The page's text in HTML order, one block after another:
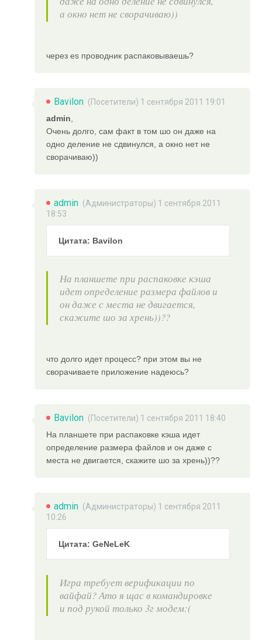
а окно нет не сворачиваю))
через es проводник распаковываешь?
Bavilon (Посетители) 1 сентября 2011 19:01
admin
Очень долго, сам факт в том шо он даже на
одно деление не сдвинулся, а окно нет не
сворачиваю))
admin (Администраторы) 1 сентября 2011
18:53
Цитата: Bavilon
На планшете при распаковке кэша
идет определение размера файлов и
он даже с места не двигается,
скажите шо за хрень))??
что долго идет процесс? при этом вы не
сворачиваете приложение надеюсь?
Bavilon (Посетители) 1 сентября 2011 18:40
На планшете при распаковке кэша идет
определение размера файлов и он даже с
места не двигается, скажите шо за хрень))??
admin (Администраторы) 1 сентября 2011
10:26
Цитата: GeNeLeK
Игра требует верификации по
вайфай? Ато я щас в командировке
и под рукой только 3г модем:(